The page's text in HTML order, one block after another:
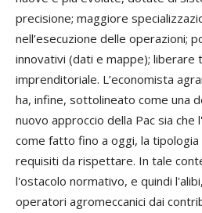
precisione; maggiore
nell’esecuzione delle operazioni;
innovativi (dati e mappe); liberare
imprenditoriale. L’economista
ha, infine, sottolineato come una
nuovo approccio della Pac sia che
come fatto fino a oggi, la
requisiti da rispettare. In tale
l'ostacolo normativo, e quindi
operatori agromeccanici dai